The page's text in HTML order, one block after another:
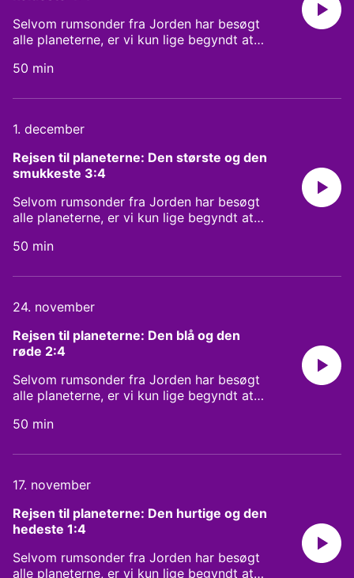
Selvom rumsonder fra Jorden har besøgt
alle planeterne, er vi kun lige begyndt at
planeternes mysterier. I denne serie tager
forfatter Tina Ibsen til alle solsystemets
derude. I det sidste kapitel i vores rejse til
planeterne er vi kommet ud, hvor det er
koldt og mørkt. Vi er kommet til de to
iskæmper, Uranus og Neptun, og længere
ude endnu venter Pluto, som
astronomerne ikke længere kalder en
planet.
50 min
1. december
Rejsen til planeterne: Den største og den
smukkeste 3:4
Selvom rumsonder fra Jorden har besøgt
alle planeterne, er vi kun lige begyndt at
planeternes mysterier. I denne serie tager
forfatter Tina Ibsen til alle solsystemets
derude. Vi er nu kommet ud til
gaskæmperne, og her møder vi Jupiter,
den største planet i solsystemet, og
Saturn, den smukkeste, med sine mange
ringe og måner.
50 min
24. november
Rejsen til planeterne: Den blå og den
røde 2:4
Selvom rumsonder fra Jorden har besøgt
alle planeterne, er vi kun lige begyndt at
planeternes mysterier. I denne serie tager
forfatter Tina Ibsen til alle solsystemets
derude. Denne gang handler det om to
verdener, der engang har set ens ud, mens
som gik hver deres vej; Mars, den røde
planet, og Jorden, den blå.
50 min
17. november
Rejsen til planeterne: Den hurtige og den
hedeste 1:4
Selvom rumsonder fra Jorden har besøgt
alle planeterne, er vi kun lige begyndt at